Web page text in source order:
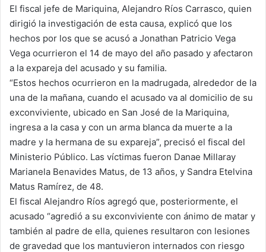
El fiscal jefe de Mariquina, Alejandro Ríos Carrasco, quien
dirigió la investigación de esta causa, explicó que los
hechos por los que se acusó a Jonathan Patricio Vega
Vega ocurrieron el 14 de mayo del año pasado y afectaron
a la expareja del acusado y su familia.
“Estos hechos ocurrieron en la madrugada, alrededor de la
una de la mañana, cuando el acusado va al domicilio de su
exconviviente, ubicado en San José de la Mariquina,
ingresa a la casa y con un arma blanca da muerte a la
madre y la hermana de su expareja”, precisó el fiscal del
Ministerio Público. Las víctimas fueron Danae Millaray
Marianela Benavides Matus, de 13 años, y Sandra Etelvina
Matus Ramírez, de 48.
El fiscal Alejandro Ríos agregó que, posteriormente, el
acusado “agredió a su exconviviente con ánimo de matar y
también al padre de ella, quienes resultaron con lesiones
de gravedad que los mantuvieron internados con riesgo